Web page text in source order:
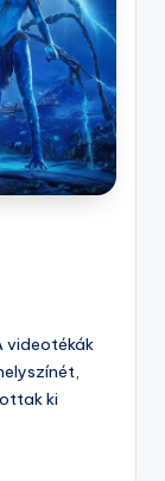
videotékák
ki